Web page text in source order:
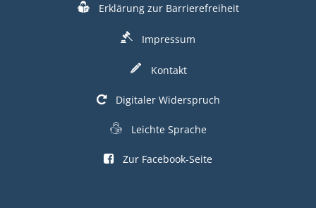
Erklärung zur Barrierefreiheit
Impressum
Kontakt
Digitaler Widerspruch
Leichte Sprache
Zur Facebook-Seite